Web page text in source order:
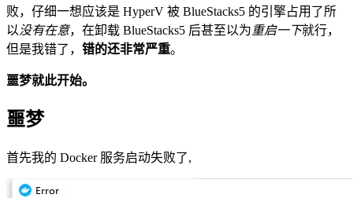
败，仔细一想应该是 HyperV 被 BlueStacks5 的引擎占用了所
以没有在意，在卸载 BlueStacks5 后甚至以为重启一下就行，
但是我错了， 错的还非常严重。
噩梦就此开始。
噩梦
首先我的 Docker 服务启动失败了,